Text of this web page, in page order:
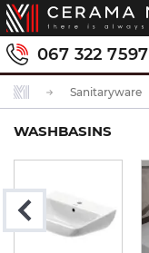
067 322 7597
Sanitaryware
WASHBASINS